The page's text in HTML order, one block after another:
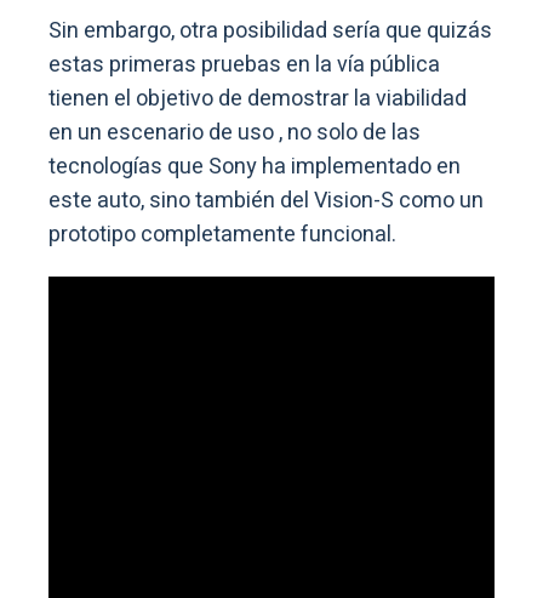
Sin embargo, otra posibilidad sería que quizás
estas primeras pruebas en la vía pública
tienen el objetivo de demostrar la viabilidad
en un escenario de uso , no solo de las
tecnologías que Sony ha implementado en
este auto, sino también del Vision-S como un
prototipo completamente funcional.